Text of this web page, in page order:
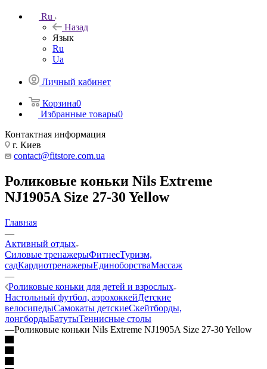
Ru
Назад
Язык
Ru
Ua
Личный кабинет
Корзина0
Избранные товары0
Контактная информация
г. Киев
contact@fitstore.com.ua
Роликовые коньки Nils Extreme
NJ1905A Size 27-30 Yellow
Главная
—
Активный отдых
Силовые тренажерыФитнесТуризм,
садКардиотренажерыЕдиноборстваМассаж
—
Роликовые коньки для детей и взрослых
Настольный футбол, аэрохоккейДетские
велосипедыСамокаты детскиеСкейтборды,
лонгбордыБатутыТеннисные столы
—Роликовые коньки Nils Extreme NJ1905A Size 27-30 Yellow